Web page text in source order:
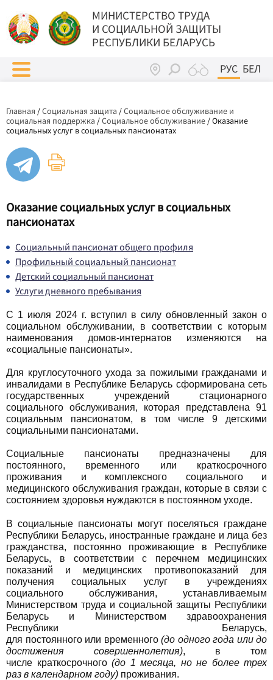
МИНИСТЕРСТВО ТРУДА
И СОЦИАЛЬНОЙ ЗАЩИТЫ
РЕСПУБЛИКИ БЕЛАРУСЬ
РУС БЕЛ
Главная /Социальная защита /Социальное обслуживание и
социальная поддержка /Социальное обслуживание /Оказание
социальных услуг в социальных пансионатах
Оказание социальных услуг в социальных
пансионатах
Социальный пансионат общего профиля
Профильный социальный пансионат
Детский социальный пансионат
Услуги дневного пребывания
С 1 июля 2024 г. вступил в силу обновленный закон о
социальном обслуживании, в соответствии с которым
наименования домов-интернатов изменяются на
«социальные пансионаты».
Для круглосуточного ухода за пожилыми гражданами и
инвалидами в Республике Беларусь сформирована сеть
государственных учреждений стационарного
социального обслуживания, которая представлена 91
социальным пансионатом, в том числе 9 детскими
социальными пансионатами.
Социальные пансионаты предназначены для
постоянного, временного или краткосрочного
проживания и комплексного социального и
медицинского обслуживания граждан, которые в связи с
состоянием здоровья нуждаются в постоянном уходе.
В социальные пансионаты могут поселяться граждане
Республики Беларусь, иностранные граждане и лица без
гражданства, постоянно проживающие в Республике
Беларусь, в соответствии с перечнем медицинских
показаний и медицинских противопоказаний для
получения социальных услуг в учреждениях
социального обслуживания, устанавливаемым
Министерством труда и социальной защиты Республики
Беларусь и Министерством здравоохранения
Республики Беларусь,
для постоянного или временного (до одного года или до
достижения совершеннолетия), в том
числе краткосрочного (до 1 месяца, но не более трех
раз в календарном году) проживания.